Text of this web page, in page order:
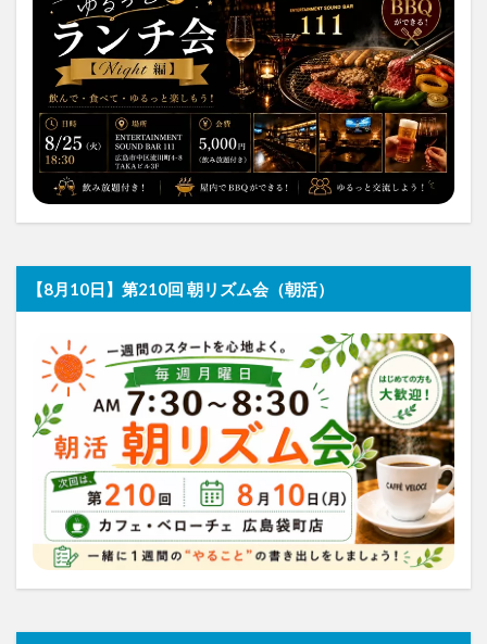
【8月10日】第210回 朝リズム会（朝活）